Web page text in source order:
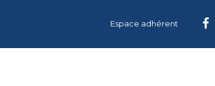
Espace adhérent